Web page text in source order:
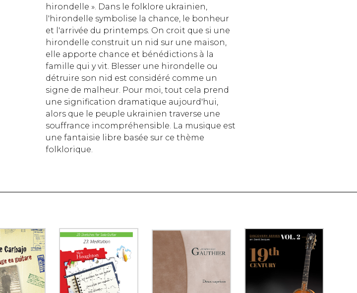
hirondelle ». Dans le folklore ukrainien,
l'hirondelle symbolise la chance, le bonheur
et l'arrivée du printemps. On croit que si une
hirondelle construit un nid sur une maison,
elle apporte chance et bénédictions à la
famille qui y vit. Blesser une hirondelle ou
détruire son nid est considéré comme un
signe de malheur. Pour moi, tout cela prend
une signification dramatique aujourd'hui,
alors que le peuple ukrainien traverse une
souffrance incompréhensible. La musique est
une fantaisie libre basée sur ce thème
folklorique.